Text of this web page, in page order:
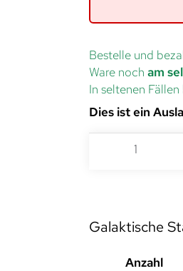
Bestelle und
Ware noch am
In seltenen
Dies ist ein
Galaktische
Anzahl